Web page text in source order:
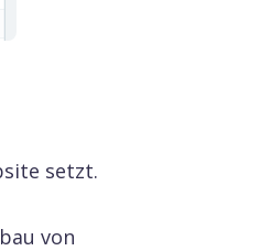
setzt.
von